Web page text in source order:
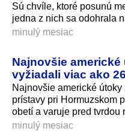
Sú chvíle, ktoré posunú
jedna z nich sa odohrala
minulý mesiac
Najnovšie americké
vyžiadali viac ako
Najnovšie americké
prístavy pri Hormuzskom
obetí a varuje pred tvrdou
minulý mesiac